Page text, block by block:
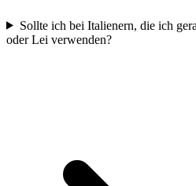
Sollte ich bei Italienern, die ich
oder Lei verwenden?